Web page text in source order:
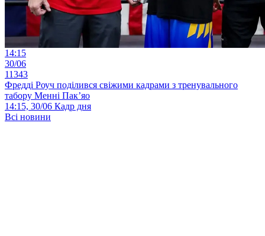
14:15
30/06
11343
Фредді Роуч поділився свіжими кадрами з тренувального
табору Менні Пак’яо
14:15, 30/06 Кадр дня
Всі новини